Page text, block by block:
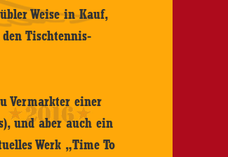
Weise in Kauf,
Tischtennis-
Vermarkter einer
und aber auch ein
Werk „Time To